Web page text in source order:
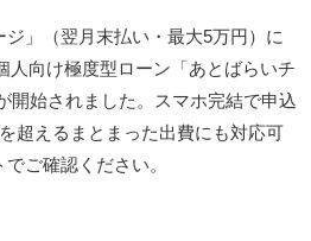
」（翌月末払い・最大5万円）に
人向け極度型ローン「あとばらいチ
開始されました。スマホ完結で申込
超えるまとまった出費にも対応可
ご確認ください。